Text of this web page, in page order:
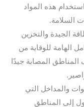
هذه المواد
السلامة.
الجيدة والتخزين
الهامة للوقاية من
المصابة جيدًا
والمداخل التي
إلى المناطق